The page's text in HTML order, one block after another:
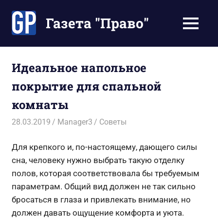
содержимомуГазета "Право"
Ваше
время
МЕНЮ
Идеальное напольное
покрытие для спальной
комнаты
28.03.2019 Manager3 Советы
Для крепкого и, по-настоящему, дающего силы
сна, человеку нужно выбрать такую отделку
полов, которая соответствовала бы требуемым
параметрам. Общий вид должен не так сильно
бросаться в глаза и привлекать внимание, но
должен давать ощущение комфорта и уюта.